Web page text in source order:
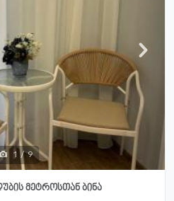
1 / 9
მეტროსთან ბინა